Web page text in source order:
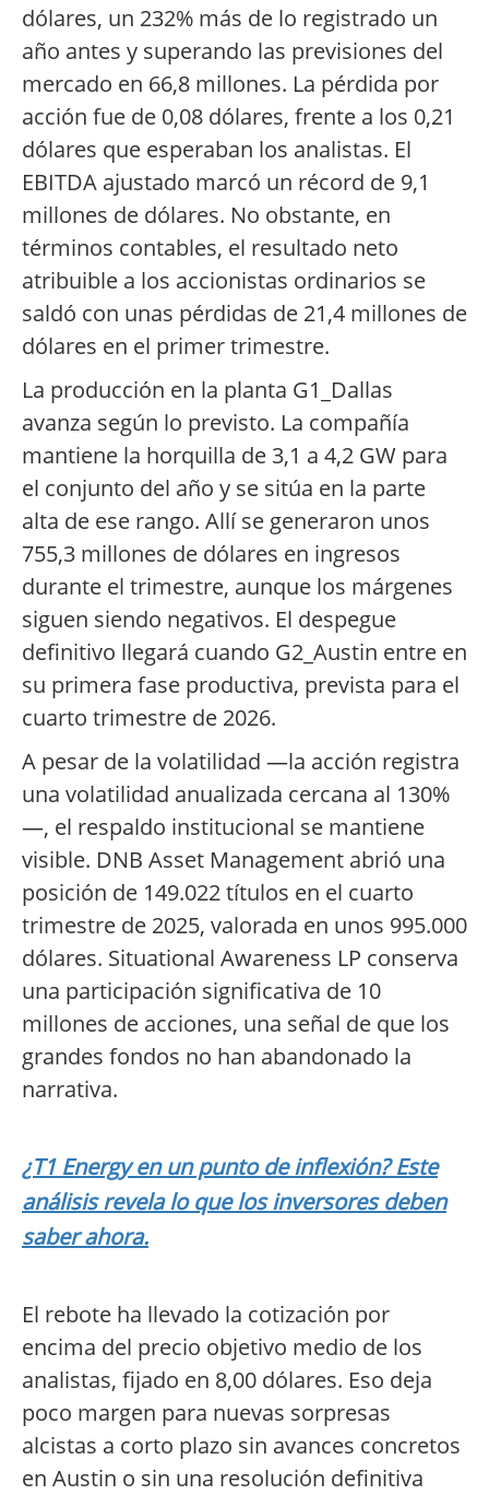
dólares, un 232% más de lo registrado un
año antes y superando las previsiones del
mercado en 66,8 millones. La pérdida por
acción fue de 0,08 dólares, frente a los 0,21
dólares que esperaban los analistas. El
EBITDA ajustado marcó un récord de 9,1
millones de dólares. No obstante, en
términos contables, el resultado neto
atribuible a los accionistas ordinarios se
saldó con unas pérdidas de 21,4 millones de
dólares en el primer trimestre.
La producción en la planta G1_Dallas
avanza según lo previsto. La compañía
mantiene la horquilla de 3,1 a 4,2 GW para
el conjunto del año y se sitúa en la parte
alta de ese rango. Allí se generaron unos
755,3 millones de dólares en ingresos
durante el trimestre, aunque los márgenes
siguen siendo negativos. El despegue
definitivo llegará cuando G2_Austin entre en
su primera fase productiva, prevista para el
cuarto trimestre de 2026.
A pesar de la volatilidad —la acción registra
una volatilidad anualizada cercana al 130%
—, el respaldo institucional se mantiene
visible. DNB Asset Management abrió una
posición de 149.022 títulos en el cuarto
trimestre de 2025, valorada en unos 995.000
dólares. Situational Awareness LP conserva
una participación significativa de 10
millones de acciones, una señal de que los
grandes fondos no han abandonado la
narrativa.
¿T1 Energy en un punto de inflexión? Este
análisis revela lo que los inversores deben
saber ahora.
El rebote ha llevado la cotización por
encima del precio objetivo medio de los
analistas, fijado en 8,00 dólares. Eso deja
poco margen para nuevas sorpresas
alcistas a corto plazo sin avances concretos
en Austin o sin una resolución definitiva